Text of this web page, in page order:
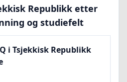
Republikk etter
og studiefelt
i Tsjekkisk Republikk